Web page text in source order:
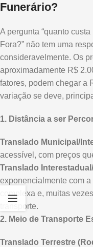
Funerário?
A pergunta “quanto
Fora?” não tem uma
consideravelmente. Os
aproximadamente R$
fatores, podem chegar a
variação se deve,
1. Distância a ser
Translado Municipal/
acessível, com preços
Translado
exponencialmente com
complexa e, muitas
transporte.
2. Meio de Transporte
Translado Terrestre